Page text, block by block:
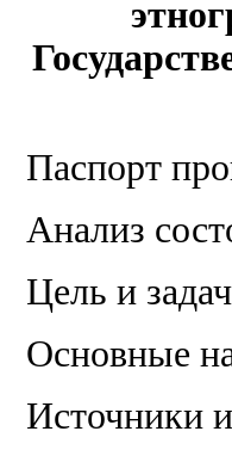
Паспорт
Анализ
Цель и
Основные
Источники